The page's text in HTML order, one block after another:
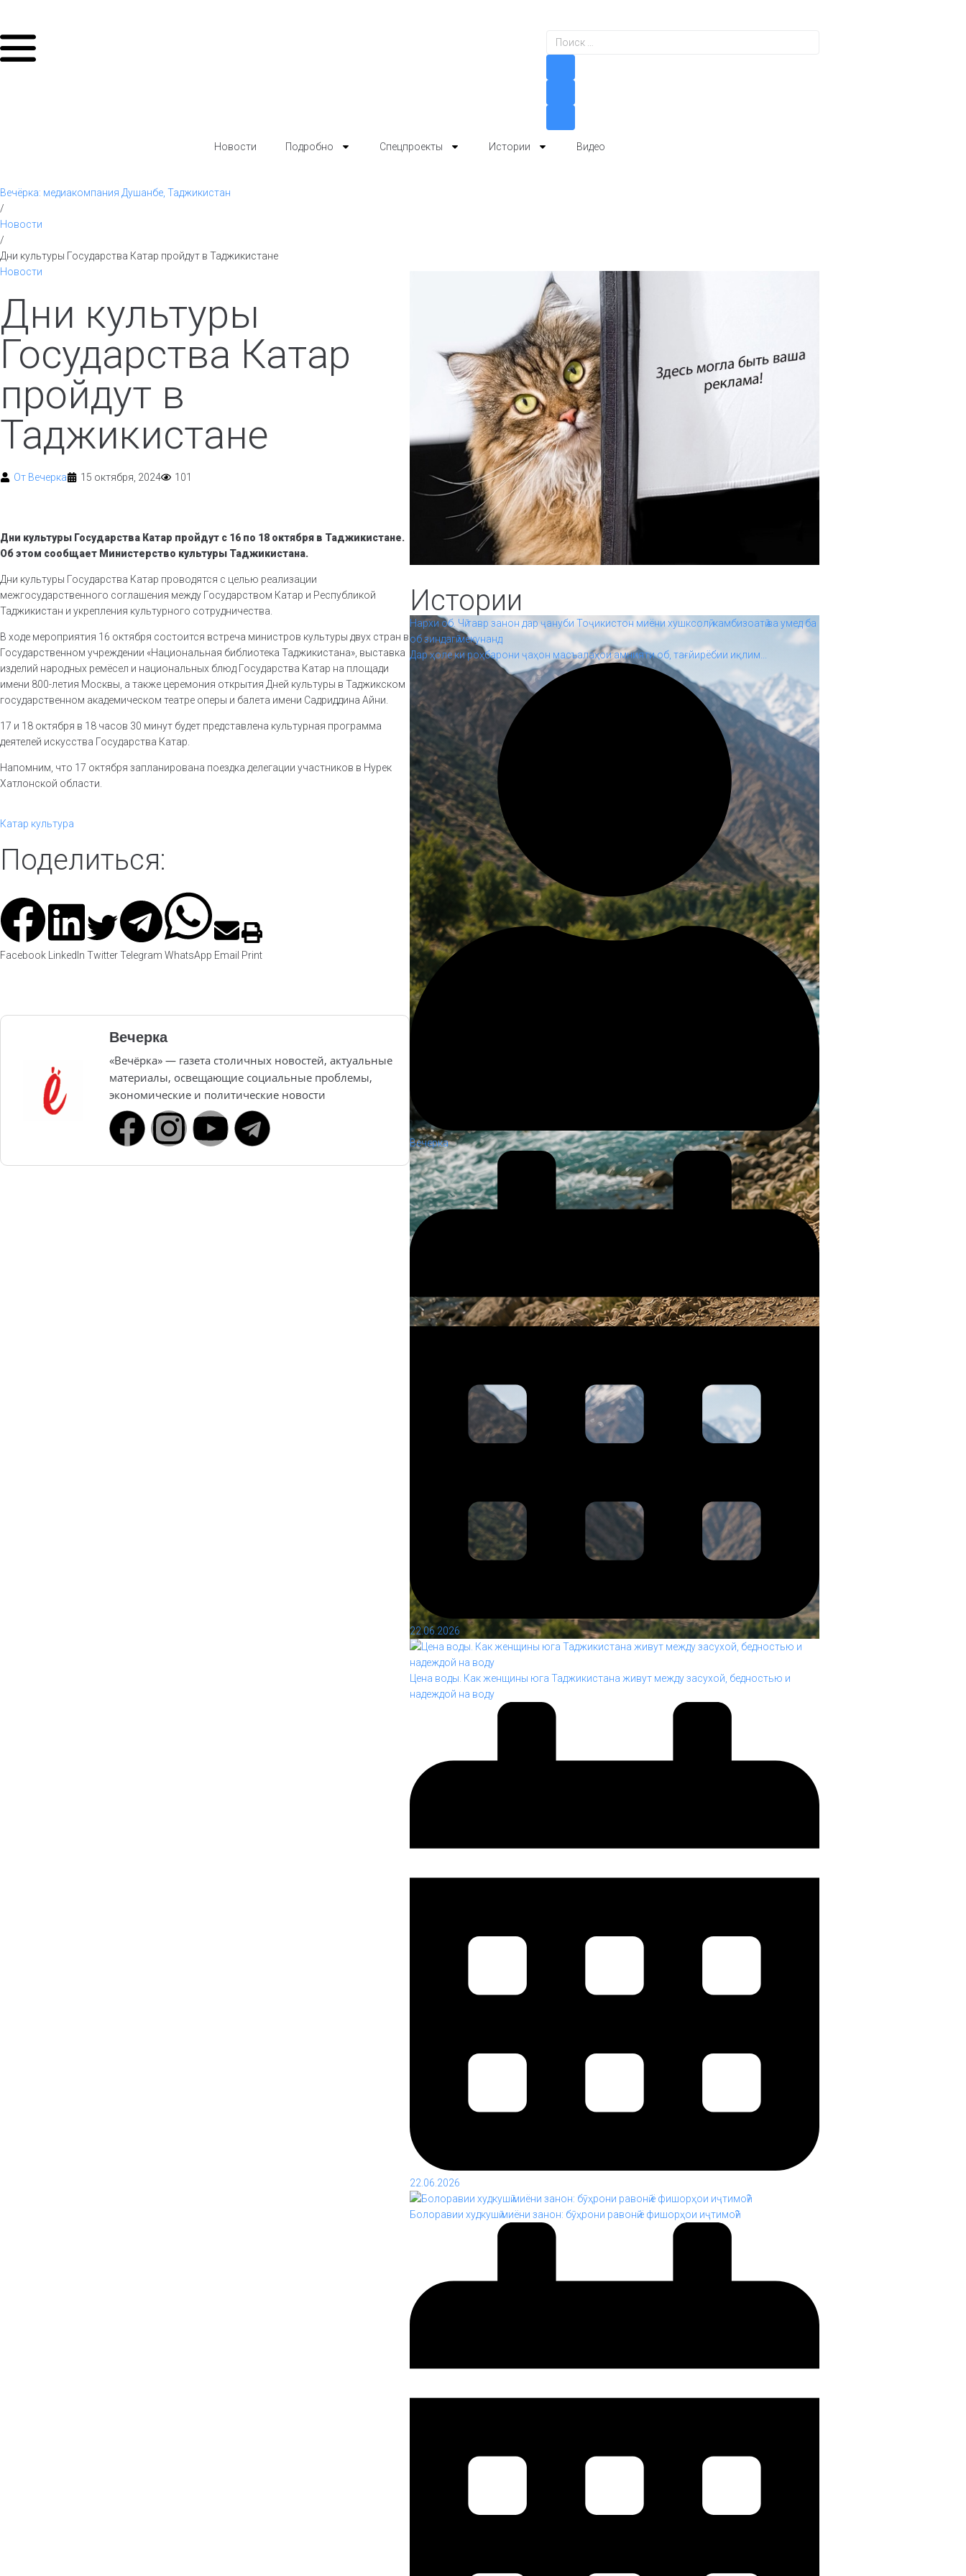
Новости Подробно Спецпроекты Истории Видео
Вечёрка: медиакомпания Душанбе, Таджикистан
/
Новости
/
Дни культуры Государства Катар пройдут в Таджикистане
Новости
Дни культуры
Государства Катар
пройдут в
Таджикистане
От Вечерка 15 октября, 2024 101
Дни культуры Государства Катар пройдут с 16 по 18 октября в Таджикистане.
Об этом сообщает Министерство культуры Таджикистана.
Дни культуры Государства Катар проводятся с целью реализации
межгосударственного соглашения между Государством Катар и Республикой
Таджикистан и укрепления культурного сотрудничества.
В ходе мероприятия 16 октября состоится встреча министров культуры двух стран в
Государственном учреждении «Национальная библиотека Таджикистана», выставка
изделий народных ремёсел и национальных блюд Государства Катар на площади
имени 800-летия Москвы, а также церемония открытия Дней культуры в Таджикском
государственном академическом театре оперы и балета имени Садриддина Айни.
17 и 18 октября в 18 часов 30 минут будет представлена культурная программа
деятелей искусства Государства Катар.
Напомним, что 17 октября запланирована поездка делегации участников в Нурек
Хатлонской области.
Катар культура
Поделиться:
Facebook LinkedIn TwitterTelegram WhatsApp Email Print
Вечерка
«Вечёрка» — газета столичных новостей, актуальные
материалы, освещающие социальные проблемы,
экономические и политические новости
Истории
Нархи об. Чӣ тавр занон дар ҷануби Тоҷикистон миёни хушксолӣ, камбизоатӣ ва умед ба
об зиндагӣ мекунанд
Дар ҳоле ки роҳбарони ҷаҳон масъалаҳои амнияти об, тағйирёбии иқлим...
Вечерка
22.06.2026
Цена воды. Как женщины юга Таджикистана живут между засухой, бедностью и
надеждой на воду
22.06.2026
Болоравии худкушӣ миёни занон: бӯҳрони равонӣ ё фишорҳои иҷтимоӣ?